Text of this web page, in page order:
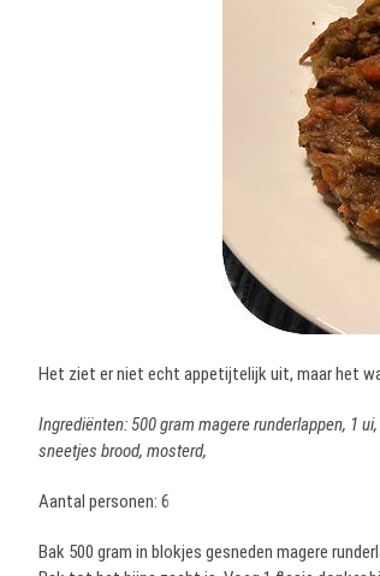
Het ziet er niet echt appetijtelijk uit, maar het
Ingrediënten: 500 gram magere runderlappen, 1
sneetjes brood, mosterd,
Aantal personen: 6
Bak 500 gram in blokjes gesneden magere